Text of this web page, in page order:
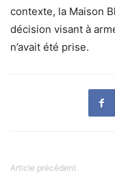
contexte, la Maison
décision visant à
n’avait été prise.
Article précédent